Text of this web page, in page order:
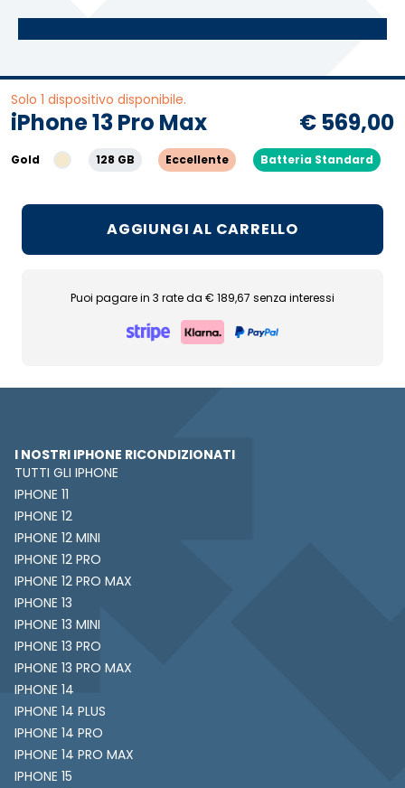
Solo 1 dispositivo disponibile.
iPhone 13 Pro Max € 569,00
Gold 128 GB Eccellente Batteria Standard
AGGIUNGI AL CARRELLO
Puoi pagare in 3 rate da € 189,67 senza interessi
I NOSTRI IPHONE RICONDIZIONATI
TUTTI GLI IPHONE
IPHONE 11
IPHONE 12
IPHONE 12 MINI
IPHONE 12 PRO
IPHONE 12 PRO MAX
IPHONE 13
IPHONE 13 MINI
IPHONE 13 PRO
IPHONE 13 PRO MAX
IPHONE 14
IPHONE 14 PLUS
IPHONE 14 PRO
IPHONE 14 PRO MAX
IPHONE 15